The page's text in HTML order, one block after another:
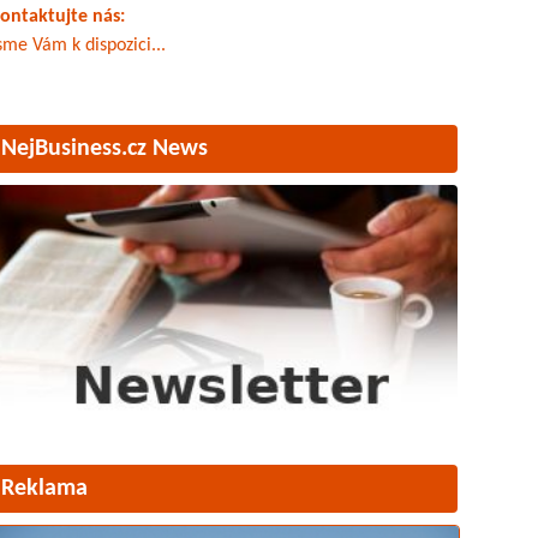
nás:
Vám k dispozici...
NejBusiness.cz News
Reklama